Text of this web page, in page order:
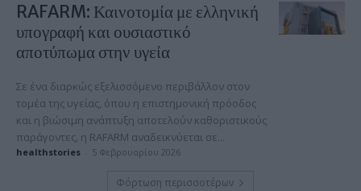
RAFARM: Καινοτομία με ελληνική
υπογραφή και ουσιαστικό
αποτύπωμα στην υγεία
Σε ένα διαρκώς εξελισσόμενο περιβάλλον στον
τομέα της υγείας, όπου η επιστημονική πρόοδος
και η βιώσιμη ανάπτυξη αποτελούν καθοριστικούς
παράγοντες, η RAFARM αναδεικνύεται σε...
healthstories 5 Φεβρουαρίου 2026
Φόρτωση περισσοτέρων